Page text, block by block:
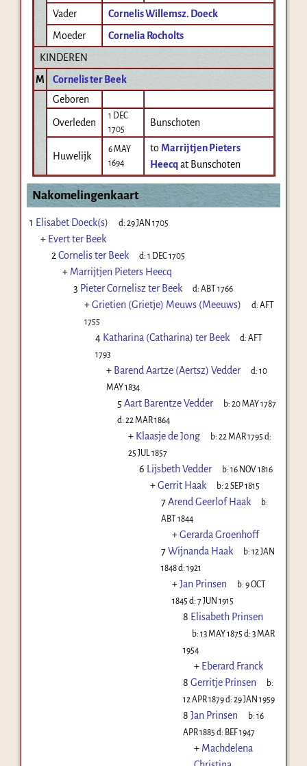
Vader
Cornelis Willemsz. Doeck
Moeder
Cornelia Rocholts
KINDEREN
M
Cornelis ter Beek
Geboren
Overleden
1 DEC
1705
Bunschoten
Huwelijk
6 MAY
1694
toMarrijtjen Pieters
Heecq at Bunschoten
Nakomelingenkaart
1 Elisabet Doeck(s) d:29 JAN 1705
+ Evert ter Beek
2 Cornelis ter Beek d:1 DEC 1705
+ Marrijtjen Pieters Heecq
3 Pieter Cornelisz ter Beek d:ABT 1766
+Grietien (Grietje) Meuws (Meeuws) d:AFT
1755
4 Katharina (Catharina) ter Beek d:AFT
1793
+ Barend Aartze (Aertsz) Vedder d:10
MAY 1834
5 Aart Barentze Vedder b:20 MAY 1787
d: 22 MAR 1864
+ Klaasje de Jong b:22 MAR 1795 d:
25 JUL 1857
6 Lijsbeth Vedder b:16 NOV 1816
+Gerrit Haak b:2 SEP 1815
7Arend Geerlof Haak
b:
ABT 1844
+Gerarda Groenhoff
7Wijnanda Haak b:12 JAN
1848d: 1921
+Jan Prinsen b:9 OCT
1845 d: 7 JUN 1915
8 Elisabeth Prinsen
b:13 MAY 1875 d:3 MAR
1954
+ Eberard Franck
8 Gerritje Prinsen
b:
12 APR 1879d: 29 JAN 1959
8 Jan Prinsen b:16
APR 1885 d: BEF 1947
+ Machdelena